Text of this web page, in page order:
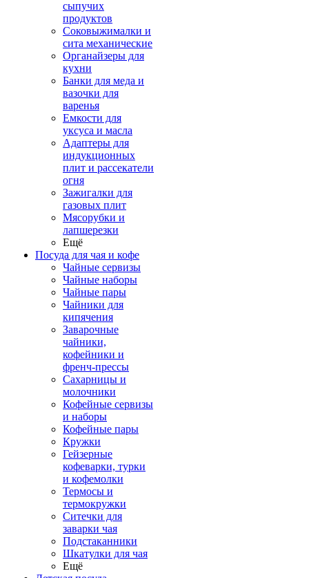
сыпучих
продуктов
Соковыжималки и
сита механические
Органайзеры для
кухни
Банки для меда и
вазочки для
варенья
Емкости для
уксуса и масла
Адаптеры для
индукционных
плит и рассекатели
огня
Зажигалки для
газовых плит
Мясорубки и
лапшерезки
Ещё
Посуда для чая и кофе
Чайные сервизы
Чайные наборы
Чайные пары
Чайники для
кипячения
Заварочные
чайники,
кофейники и
френч-прессы
Сахарницы и
молочники
Кофейные сервизы
и наборы
Кофейные пары
Кружки
Гейзерные
кофеварки, турки
и кофемолки
Термосы и
термокружки
Ситечки для
заварки чая
Подстаканники
Шкатулки для чая
Ещё